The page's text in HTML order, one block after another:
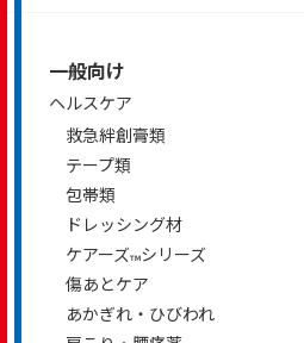
一般向け
ヘルスケア
救急絆創膏類
テープ類
包帯類
ドレッシング材
ケアーズ™シリーズ
傷あとケア
あかぎれ・ひびわれ